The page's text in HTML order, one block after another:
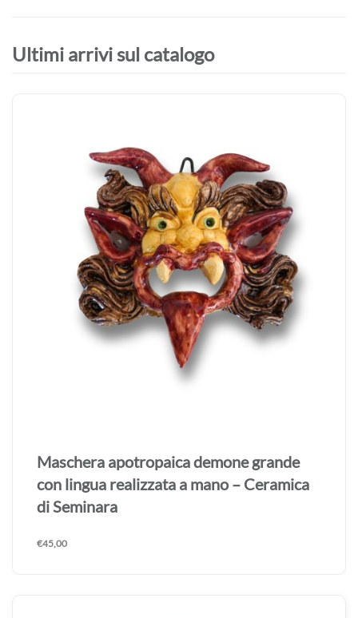
Ultimi arrivi sul catalogo
Maschera apotropaica demone grande
con lingua realizzata a mano – Ceramica
di Seminara
€45,00